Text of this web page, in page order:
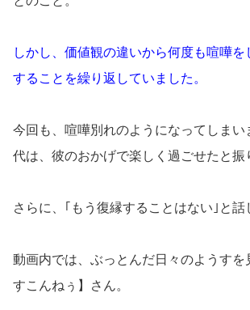
しかし、価値観の違いから何度も喧嘩を
することを繰り返していました。
今回も、喧嘩別れのようになってしまい
代は、彼のおかげで楽しく過ごせたと振
さらに、｢もう復縁することはない｣と話
動画内では、ぶっとんだ日々のようすを
すこんねぅ】さん。